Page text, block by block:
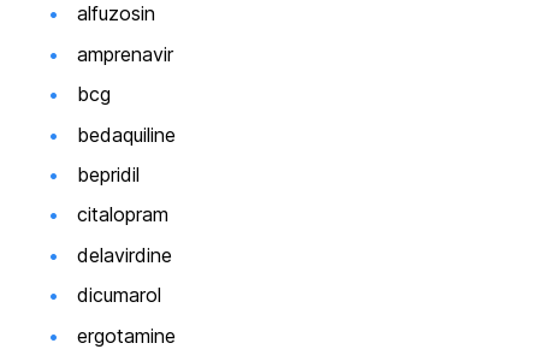
alfuzosin
amprenavir
bcg
bedaquiline
bepridil
citalopram
delavirdine
dicumarol
ergotamine